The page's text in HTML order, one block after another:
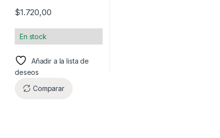
$1.720,00
En stock
Añadir a la lista de
deseos
Comparar